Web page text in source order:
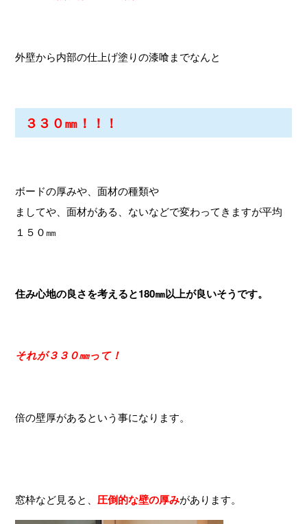
外壁から内部の仕上げ塗りの漆喰までなんと
３３０㎜！！！
ボードの厚みや、面材の種類や
ましてや、面材がある、ないなどで変わってきますが平均
１５０㎜
住み心地の良さを考えると180㎜以上が良いそうです。
それが３３０㎜って！
倍の壁厚があるという事になります。
窓枠など見ると、圧倒的な壁の厚みがあります。